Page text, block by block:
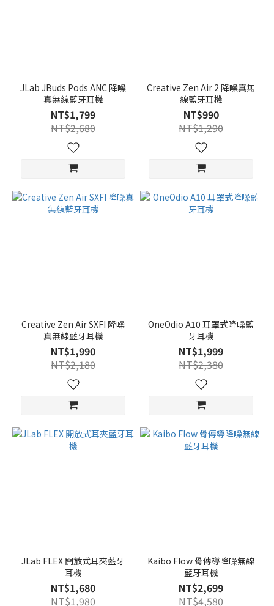
JLab JBuds Pods ANC 降噪
真無線藍牙耳機
NT$1,799
NT$2,680
Creative Zen Air 2 降噪真無
線藍牙耳機
NT$990
NT$1,290
Creative Zen Air SXFI 降噪
真無線藍牙耳機
NT$1,990
NT$2,180
OneOdio A10 耳罩式降噪藍
牙耳機
NT$1,999
NT$2,380
JLab FLEX 開放式耳夾藍牙
耳機
NT$1,680
NT$1,980
Kaibo Flow 骨傳導降噪無線
藍牙耳機
NT$2,699
NT$4,580